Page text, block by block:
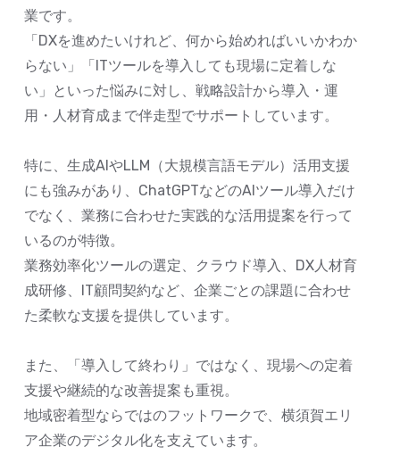
業です。
「DXを進めたいけれど、何から始めればいいかわか
らない」「ITツールを導入しても現場に定着しな
い」といった悩みに対し、戦略設計から導入・運
用・人材育成まで伴走型でサポートしています。
特に、生成AIやLLM（大規模言語モデル）活用支援
にも強みがあり、ChatGPTなどのAIツール導入だけ
でなく、業務に合わせた実践的な活用提案を行って
いるのが特徴。
業務効率化ツールの選定、クラウド導入、DX人材育
成研修、IT顧問契約など、企業ごとの課題に合わせ
た柔軟な支援を提供しています。
また、「導入して終わり」ではなく、現場への定着
支援や継続的な改善提案も重視。
地域密着型ならではのフットワークで、横須賀エリ
ア企業のデジタル化を支えています。